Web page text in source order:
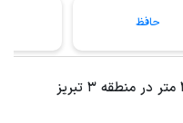
پاک کردن محدوده
حافظ